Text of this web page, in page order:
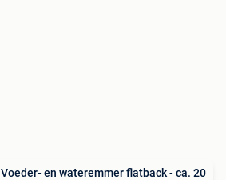
Voeder- en wateremmer flatback - ca. 20